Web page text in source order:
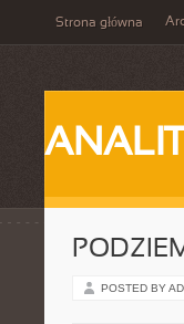
Strona główna
POSTED BY